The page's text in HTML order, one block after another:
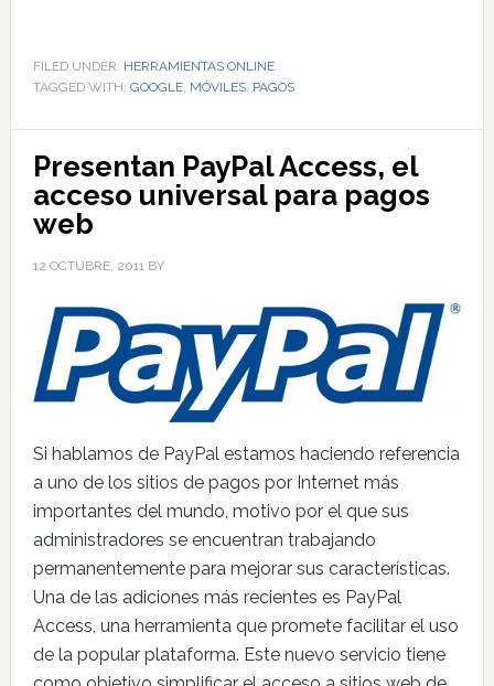
FILED UNDER: HERRAMIENTAS ONLINE
TAGGED WITH: GOOGLE, MÓVILES, PAGOS
Presentan PayPal Access, el
acceso universal para pagos
web
12 OCTUBRE, 2011 BY
Si hablamos de PayPal estamos haciendo referencia
a uno de los sitios de pagos por Internet más
importantes del mundo, motivo por el que sus
administradores se encuentran trabajando
permanentemente para mejorar sus características.
Una de las adiciones más recientes es PayPal
Access, una herramienta que promete facilitar el uso
de la popular plataforma. Este nuevo servicio tiene